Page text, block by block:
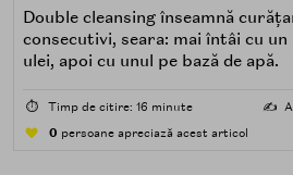
Double cleansing înseamnă
consecutivi, seara: mai întâi cu
ulei, apoi cu unul pe bază de
poluare. Al doilea îndepărtează
⏱️ Timp de citire: 16 minute ✍️
0 persoane apreciază acest articol